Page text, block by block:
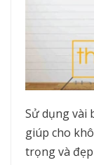
Sử dụng vài
giúp cho
trọng và